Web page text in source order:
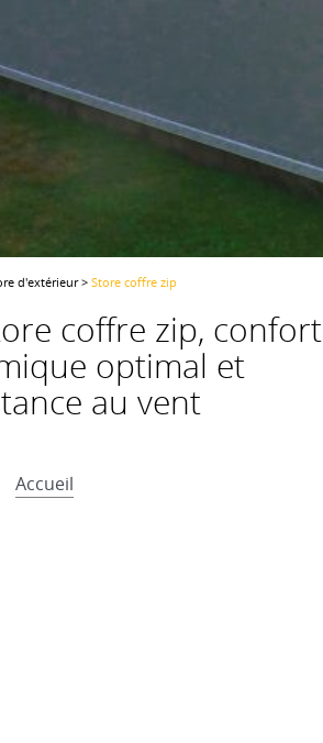
d'extérieur> Store coffre zip
coffre zip, confort
optimal et
au vent
accueil